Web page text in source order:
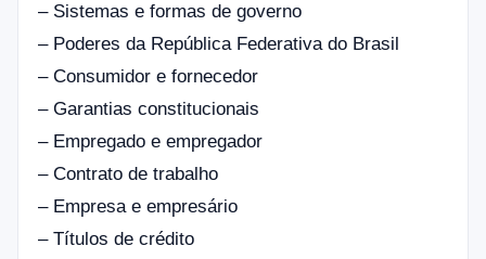
– Sistemas e formas de governo
– Poderes da República Federativa do Brasil
– Consumidor e fornecedor
– Garantias constitucionais
– Empregado e empregador
– Contrato de trabalho
– Empresa e empresário
– Títulos de crédito